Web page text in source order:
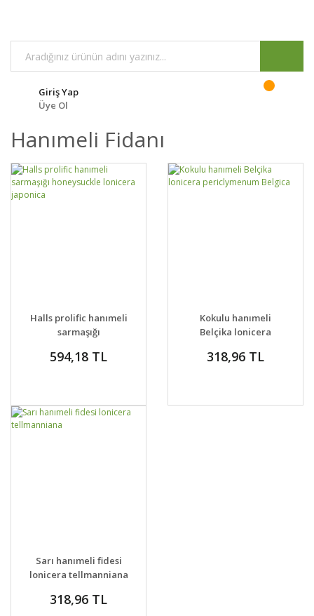
Giriş Yap
Üye Ol
Hanımeli Fidanı
DETAYLAR
VER
Halls prolific hanımeli
sarmaşığı
japonica
594,18 TL
DETAYLAR
VER
Kokulu hanımeli
Belçika lonicera
Belgica
318,96 TL
DETAYLAR
VER
Sarı hanımeli fidesi
lonicera tellmanniana
318,96 TL